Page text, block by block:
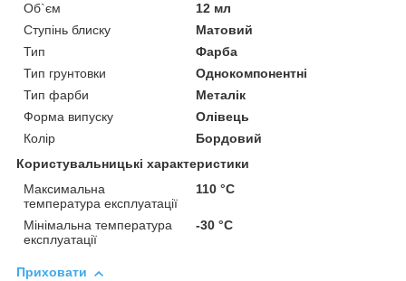
Об`єм
12 мл
Ступінь блиску
Матовий
Тип
Фарба
Тип грунтовки
Однокомпонентні
Тип фарби
Металік
Форма випуску
Олівець
Колір
Бордовий
Користувальницькі характеристики
Максимальна
температура експлуатації
110 °С
Мінімальна температура
експлуатації
-30 °С
Приховати